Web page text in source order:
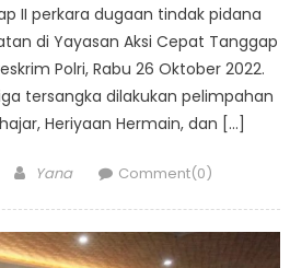
II perkara dugaan tindak pidana
di Yayasan Aksi Cepat Tanggap
Polri, Rabu 26 Oktober 2022.
tersangka dilakukan pelimpahan
Heriyaan Hermain, dan […]
Author
Yana Comment(0)